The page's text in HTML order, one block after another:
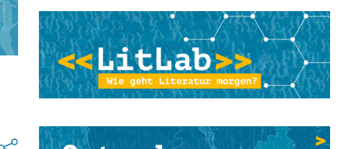
Workshop: Antje von Stemm - Mini-POP-IT-YOURSELF
Online-Lesung
4. Juni 2021
Fensterlesung : Petra Albersmann – Ein
Erzählprogramm für große und kleine Leute
Vor Ort Lesung
4. Juni 2021
Sarah Just // sasa - terra inkognita // unbekanntes